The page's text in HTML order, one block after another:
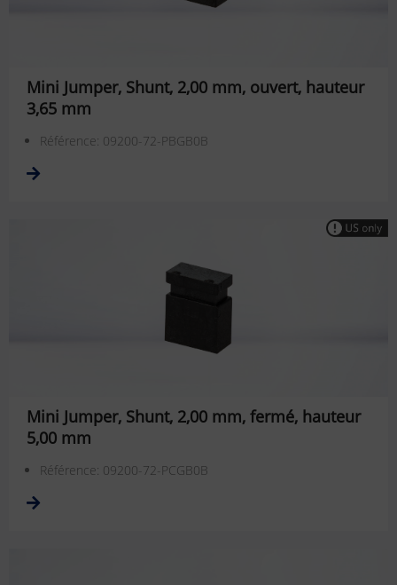
Mini Jumper, Shunt, 2,00 mm, ouvert, hauteur
3,65 mm
Référence: 09200-72-PBGB0B
Mini Jumper, Shunt, 2,00 mm, fermé, hauteur
5,00 mm
Référence: 09200-72-PCGB0B